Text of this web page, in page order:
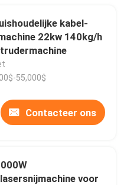
kabel-
22kw 140kg/h
55,000$
Contacteer ons
voor